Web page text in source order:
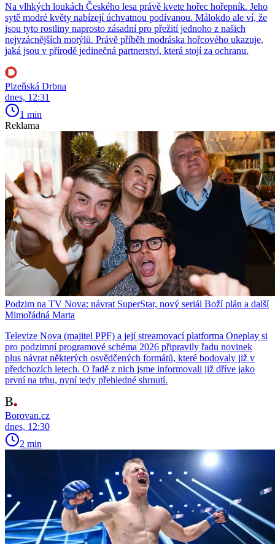
Na vlhkých loukách Českého lesa právě kvete hořec hořepník. Jeho
sytě modré květy nabízejí úchvatnou podívanou. Málokdo ale ví, že
jsou tyto rostliny naprosto zásadní pro přežití jednoho z našich
nejvzácnějších motýlů. Právě příběh modráska hořcového ukazuje,
jaká jsou v přírodě jedinečná partnerství, která stojí za ochranu.
Plzeňská Drbna
dnes, 12:31
1 min
Reklama
Podzim na TV Nova: návrat SuperStar, nový seriál Boží plán a další
Mimořádná Marta
Televize Nova (majitel PPF) a její streamovací platforma Oneplay si
pro podzimní programové schéma 2026 připravily řadu novinek
plus návrat některých osvědčených formátů, které bodovaly již v
předchozích letech. O řadě z nich jsme informovali již dříve jako
první na trhu, nyní tedy přehledné shrnutí.
Borovan.cz
dnes, 12:30
2 min